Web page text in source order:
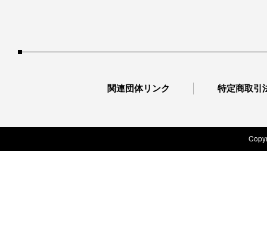
関連団体リンク 特定商取引